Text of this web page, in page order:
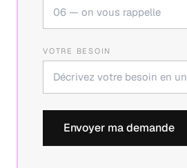
VOTRE BESOIN
Envoyer ma demande